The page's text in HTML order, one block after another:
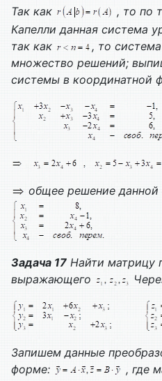
Так как
, то по
Капелли данная система
так как
, то
множество решений;
системы в координатной
общее решение
Задача 17 Найти матрицу
выражающего
Запишем данные
форме:
, где